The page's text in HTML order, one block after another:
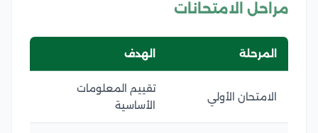
مراحل الامتحانات
المرحلة الهدف
الامتحان الأولي
تقييم المعلومات
الأساسية